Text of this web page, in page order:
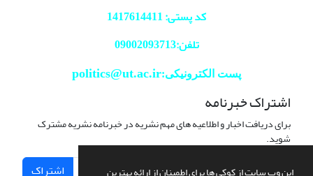
این وب سایت از کوکی ها برای اطمینان از ارائه بهترین
کد پستی: 1417614411
تلفن:09002093713
پست الکترونیکی:politics@ut.ac.ir
اشتراک خبرنامه
برای دریافت اخبار و اطلاعیه های مهم نشریه در خبرنامه نشریه مشترک
شوید.
اشتراک